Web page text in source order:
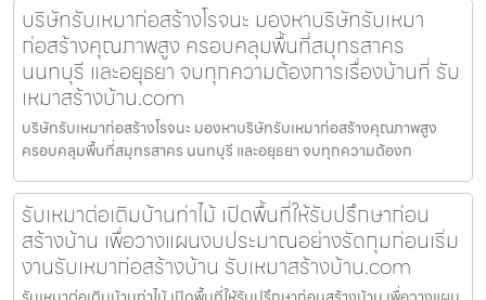
บริษัทรับเหมาก่อสร้างโรจนะ มองหาบริษัทรับเหมา
ก่อสร้างคุณภาพสูง ครอบคลุมพื้นที่สมุทรสาคร
นนทบุรี และอยุธยา จบทุกความต้องการเรื่องบ้านที่ รับ
เหมาสร้างบ้าน.com
บริษัทรับเหมาก่อสร้างโรจนะ มองหาบริษัทรับเหมาก่อสร้างคุณภาพสูง
ครอบคลุมพื้นที่สมุทรสาคร นนทบุรี และอยุธยา จบทุกความต้องก
รับเหมาต่อเติมบ้านท่าไม้ เปิดพื้นที่ให้รับปรึกษาก่อน
สร้างบ้าน เพื่อวางแผนงบประมาณอย่างรัดกุมก่อนเริ่ม
งานรับเหมาก่อสร้างบ้าน รับเหมาสร้างบ้าน.com